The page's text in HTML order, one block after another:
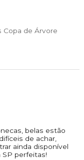
Copa de Árvore
belas estão
de achar,
ainda disponível
perfeitas!